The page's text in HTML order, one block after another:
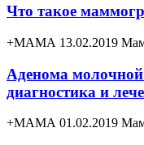
Что такое
+МАМА 13.02.2019
Аденома
диагностика и
+МАМА 01.02.2019